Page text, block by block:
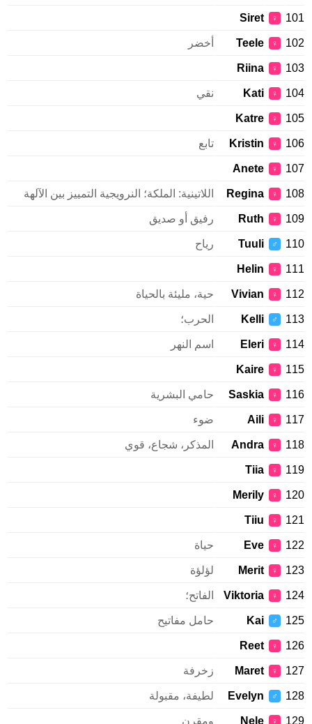
101
♀
Siret
102
♀
Teele أخضر
103
♀
Riina
104
♀
Kati نقي
105
♀
Katre
106
♀
Kristin تابع
107
♀
Anete
108
♀
Regina اللاتينية: الملكة؛ النرويجية التمييز بين الآلهة
109
♀
Ruth رفيق أو صديق
110
♂
Tuuli رياح
111
♀
Helin
112
♀
Vivian حية، مليئة بالحياة
113
♂
Kelli الحرب؛
114
♀
Eleri اسم النهر
115
♀
Kaire
116
♀
Saskia حامي البشرية
117
♀
Aili ضوء
118
♀
Andra المذكر، شجاع، قوي
119
♀
Tiia
120
♀
Merily
121
♀
Tiiu
122
♀
Eve حياة
123
♀
Merit لؤلؤة
124
♀
Viktoria الفاتح؛
125
♂
Kai حامل مفاتيح
126
♀
Reet
127
♀
Maret زخرفة
128
♂
Evelyn لطيفة، مقبولة
129
♀
Nele ومقرن